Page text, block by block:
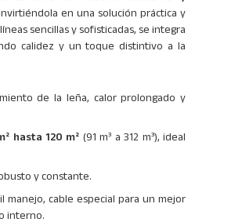
en una solución práctica y
sencillas y sofisticadas, se integra
calidez y un toque distintivo a la
de la leña, calor prolongado y
hasta 120 m² (91 m³ a 312 m³), ​​ideal
y constante.
manejo, cable especial para un mejor
interno.